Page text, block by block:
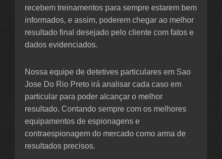
recebem treinamentos para sempre estarem bem
informados, e assim, poderem chegar ao melhor
resultado final desejado pelo cliente com fatos e
dados evidenciados.
Nossa equipe de detetives particulares em Sao
Jose Do Rio Preto irá analisar cada caso em
particular para poder alcançar o melhor
resultado. Contando sempre com os melhores
equipamentos de espionagens e
contraespionagem do mercado como arma de
resultados precisos.